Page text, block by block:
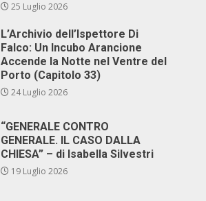
25 Luglio 2026
L’Archivio dell’Ispettore Di
Falco: Un Incubo Arancione
Accende la Notte nel Ventre del
Porto (Capitolo 33)
24 Luglio 2026
“GENERALE CONTRO
GENERALE. IL CASO DALLA
CHIESA” – di Isabella Silvestri
19 Luglio 2026